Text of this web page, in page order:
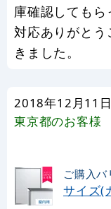
庫確認してもら
対応ありがと
きました。
2018年12月11
東京都のお客様
ご購入
サイズ(